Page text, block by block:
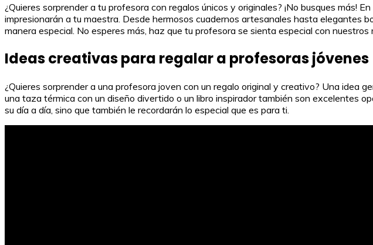
¿Quieres sorprender a tu profesora con regalos únicos y originales? ¡No busques más!
impresionarán a tu maestra. Desde hermosos cuadernos artesanales hasta elegantes
manera especial. No esperes más, haz que tu profesora se sienta especial con nuestros
Ideas creativas para regalar a profesoras jóvenes
¿Quieres sorprender a una profesora joven con un regalo original y creativo? Una idea
una taza térmica con un diseño divertido o un libro inspirador también son excelentes
su día a día, sino que también le recordarán lo especial que es para ti.